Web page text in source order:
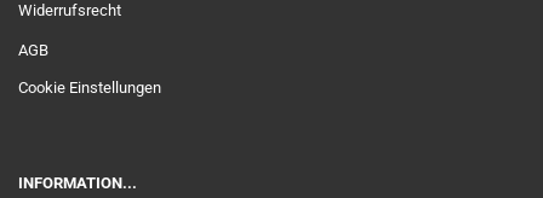
Widerrufsrecht
AGB
Cookie Einstellungen
INFORMATION...